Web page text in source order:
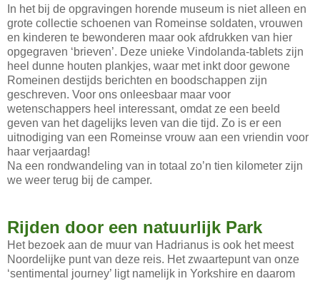
In het bij de opgravingen horende museum is niet alleen en
grote collectie schoenen van Romeinse soldaten, vrouwen
en kinderen te bewonderen maar ook afdrukken van hier
opgegraven ‘brieven’. Deze unieke Vindolanda-tablets zijn
heel dunne houten plankjes, waar met inkt door gewone
Romeinen destijds berichten en boodschappen zijn
geschreven. Voor ons onleesbaar maar voor
wetenschappers heel interessant, omdat ze een beeld
geven van het dagelijks leven van die tijd. Zo is er een
uitnodiging van een Romeinse vrouw aan een vriendin voor
haar verjaardag!
Na een rondwandeling van in totaal zo’n tien kilometer zijn
we weer terug bij de camper.
Rijden door een natuurlijk Park
Het bezoek aan de muur van Hadrianus is ook het meest
Noordelijke punt van deze reis. Het zwaartepunt van onze
‘sentimental journey’ ligt namelijk in Yorkshire en daarom